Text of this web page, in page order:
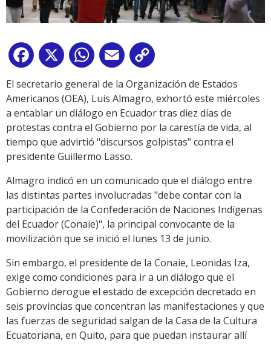
Facebook
X WhatsApp
Email
Link
El secretario general de la Organización de Estados
Americanos (OEA), Luis Almagro, exhortó este miércoles
a entablar un diálogo en Ecuador tras diez días de
protestas contra el Gobierno por la carestía de vida, al
tiempo que advirtió "discursos golpistas" contra el
presidente Guillermo Lasso.
Almagro indicó en un comunicado que el diálogo entre
las distintas partes involucradas "debe contar con la
participación de la Confederación de Naciones Indígenas
del Ecuador (Conaie)", la principal convocante de la
movilización que se inició el lunes 13 de junio.
Sin embargo, el presidente de la Conaie, Leonidas Iza,
exige como condiciones para ir a un diálogo que el
Gobierno derogue el estado de excepción decretado en
seis provincias que concentran las manifestaciones y que
las fuerzas de seguridad salgan de la Casa de la Cultura
Ecuatoriana, en Quito, para que puedan instaurar allí